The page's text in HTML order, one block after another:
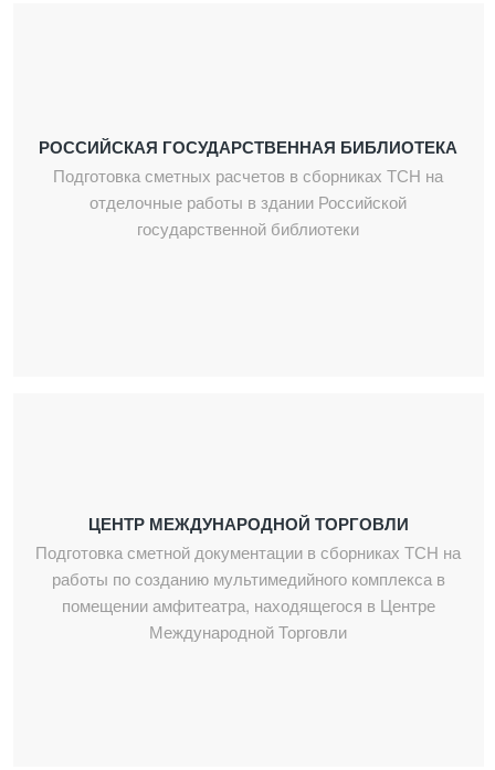
РОССИЙСКАЯ ГОСУДАРСТВЕННАЯ БИБЛИОТЕКА
Подготовка сметных расчетов в сборниках ТСН на
отделочные работы в здании Российской
государственной библиотеки
ЦЕНТР МЕЖДУНАРОДНОЙ ТОРГОВЛИ
Подготовка сметной документации в сборниках ТСН на
работы по созданию мультимедийного комплекса в
помещении амфитеатра, находящегося в Центре
Международной Торговли